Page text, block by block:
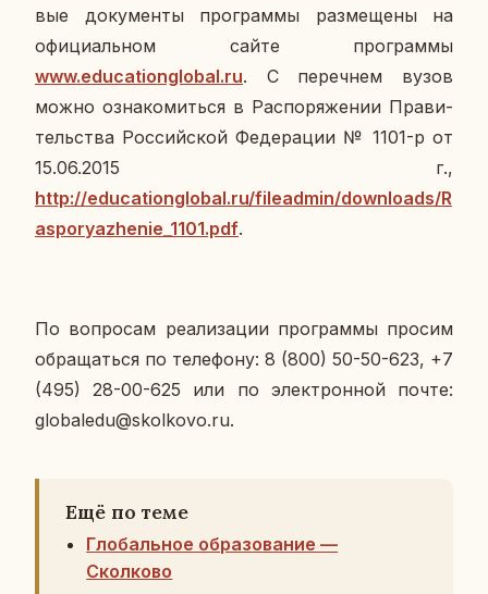
вые до­ку­мен­ты про­грам­мы раз­ме­ще­ны на
офи­ци­аль­ном сайте про­грам­мы
www.educationglobal.ru. С пе­реч­нем вузов
можно озна­ко­мить­ся в Рас­по­ря­же­нии Пра­ви­
тель­ства Рос­сий­ской Фе­де­ра­ции № 1101-р от
15.06.2015 г.,
http://educationglobal.ru/fileadmin/downloads/R
asporyazhenie_1101.pdf.
По во­про­сам ре­а­ли­за­ции про­грам­мы просим
об­ра­щать­ся по те­ле­фо­ну: 8 (800) 50-50-623, +7
(495) 28-00-625 или по элек­трон­ной почте:
globaledu@skolkovo.ru.
Ещё по теме
Глобальное образование —
Сколково